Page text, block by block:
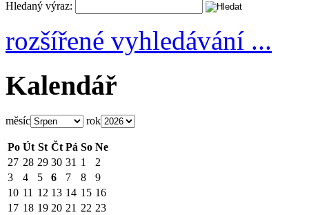
Hledaný výraz:
rozšířené vyhledávání ...
Kalendář
měsíc rok
Po Út St Čt Pá So Ne
27 28 29 30 31 1
2
3
4 5 6 7 8
9
10 11 12 13 14 15 16
17 18 19 20 21 22 23